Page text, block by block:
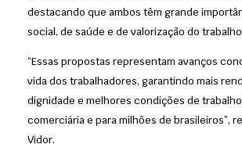
destacando que ambos têm grande
social, de saúde e de valorização do
“Essas propostas representam avanços
vida dos trabalhadores, garantindo mais
dignidade e melhores condições de
comerciária e para milhões de brasileiros”,
Vidor.